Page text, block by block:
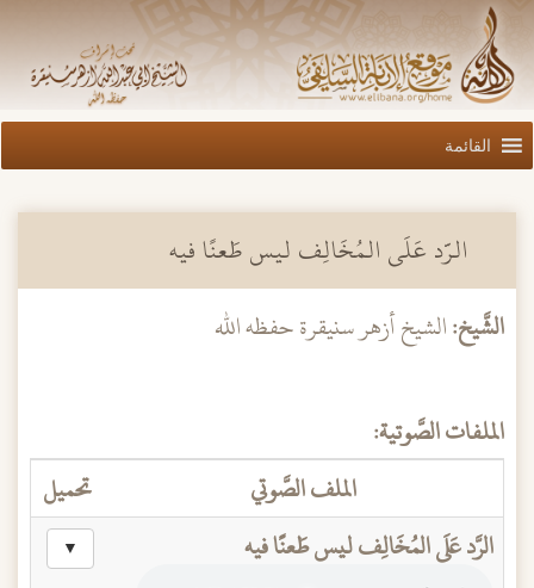
القائمة
الرَّد عَلَى المُخَالِف ليس طَعنًا فيه
الشَّيخ:الشيخ أزهر سنيقرة حفظه الله
الملفات الصَّوتية:
الملف الصَّوتي
تحميل
الرَّد عَلَى المُخَالِف ليس طَعنًا فيه
▼